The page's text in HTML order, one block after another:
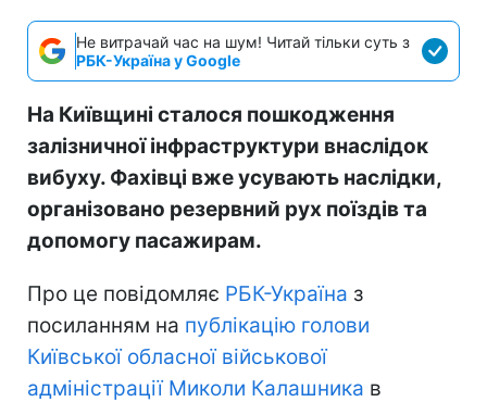
Не витрачай час на шум! Читай тільки суть з
РБК-Україна у Google
На Київщині сталося пошкодження
залізничної інфраструктури внаслідок
вибуху. Фахівці вже усувають наслідки,
організовано резервний рух поїздів та
допомогу пасажирам.
Про це повідомляє РБК-Україна з
посиланням на публікацію голови
Київської обласної військової
адміністрації Миколи Калашника в